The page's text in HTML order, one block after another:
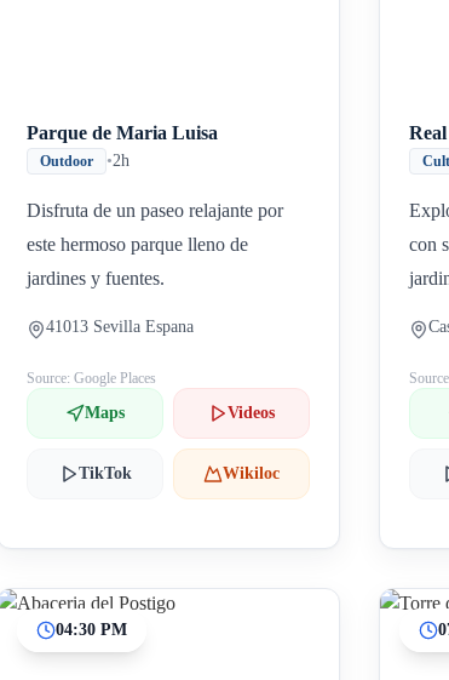
Parque de Maria Luisa
Outdoor •2h
Disfruta de un paseo relajante por
este hermoso parque lleno de
jardines y fuentes.
41013 Sevilla Espana
Source: Google Places
Maps Videos
TikTok Wikiloc
con
04:30 PM